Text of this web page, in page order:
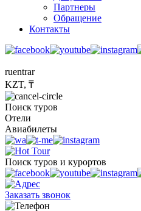
Партнеры
Обращение
Контакты
ruentrar
KZT, ₸
Поиск туров
Отели
Авиабилеты
Поиск туров и курортов
Заказать звонок